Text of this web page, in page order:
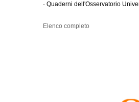
- Quaderni dell'Osservatorio
Elenco completo